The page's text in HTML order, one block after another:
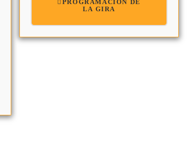
PROGRAMACIÓN DE
LA GIRA